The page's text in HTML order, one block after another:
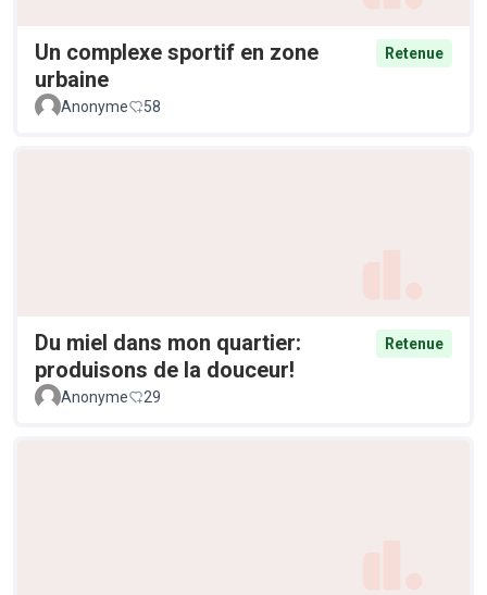
Un complexe sportif en zone
urbaine
Retenue
Anonyme 58
Du miel dans mon quartier:
produisons de la douceur!
Retenue
Anonyme 29